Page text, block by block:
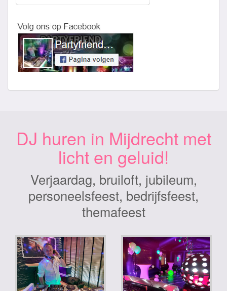
DJ huren in Mijdrecht met
licht en geluid!
Verjaardag, bruiloft, jubileum,
personeelsfeest, bedrijfsfeest,
themafeest